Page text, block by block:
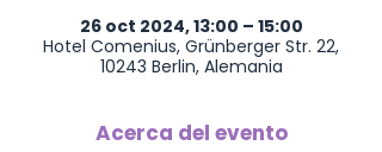
26 oct 2024, 13:00 – 15:00
Hotel Comenius, Grünberger Str. 22,
10243 Berlin, Alemania
Acerca del evento